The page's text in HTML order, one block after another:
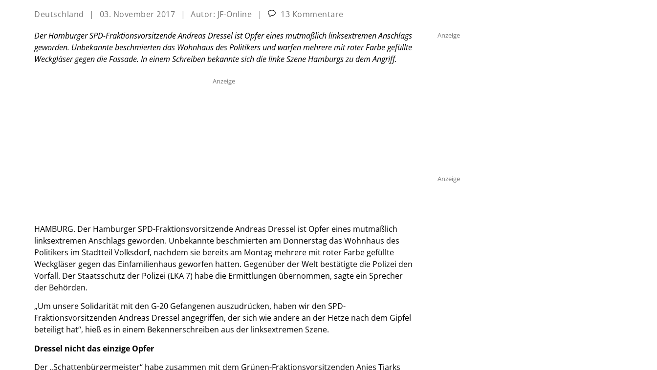
Deutschland | 03. November 2017 | Autor: JF-Online |
13 Kommentare
Der Hamburger SPD-Fraktionsvorsitzende Andreas Dressel ist Opfer eines mutmaßlich linksextremen Anschlags
geworden. Unbekannte beschmierten das Wohnhaus des Politikers und warfen mehrere mit roter Farbe gefüllte
Weckgläser gegen die Fassade. In einem Schreiben bekannte sich die linke Szene Hamburgs zu dem Angriff.
Anzeige
HAMBURG. Der Hamburger SPD-Fraktionsvorsitzende Andreas Dressel ist Opfer eines mutmaßlich
linksextremen Anschlags geworden. Unbekannte beschmierten am Donnerstag das Wohnhaus des
Politikers im Stadtteil Volksdorf, nachdem sie bereits am Montag mehrere mit roter Farbe gefüllte
Weckgläser gegen das Einfamilienhaus geworfen hatten. Gegenüber der Welt bestätigte die Polizei den
Vorfall. Der Staatsschutz der Polizei (LKA 7) habe die Ermittlungen übernommen, sagte ein Sprecher
der Behörden.
„Um unsere Solidarität mit den G-20 Gefangenen auszudrücken, haben wir den SPD-
Fraktionsvorsitzenden Andreas Dressel angegriffen, der sich wie andere an der Hetze nach dem Gipfel
beteiligt hat“, hieß es in einem Bekennerschreiben aus der linksextremen Szene.
Dressel nicht das einzige Opfer
Der „Schattenbürgermeister“ habe zusammen mit dem Grünen-Fraktionsvorsitzenden Anjes Tjarks
Anzeige
Anzeige